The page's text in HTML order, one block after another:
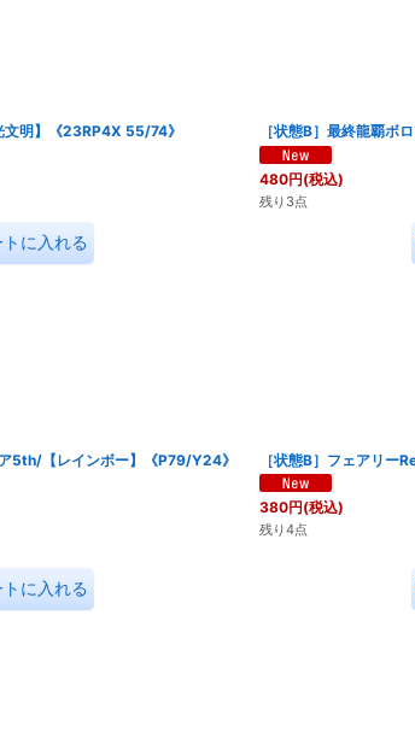
文明】《23RP4X 55/74》
トに入れる
［状態B］最終龍覇ボ
480円(税込)
残り3点
5th/【レインボー】《P79/Y24》
トに入れる
［状態B］フェアリー
380円(税込)
残り4点